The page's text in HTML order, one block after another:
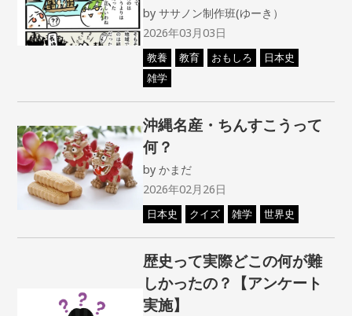
byササノン制作班(ゆーき）
2026年03月03日
教養 教育 おもしろ
日本史
雑学
沖縄名産・ちんすこうって
何？
byかまだ
2026年02月26日
日本史 クイズ 雑学 世界史
歴史って実際どこの何が難
しかったの？【アンケート
実施】